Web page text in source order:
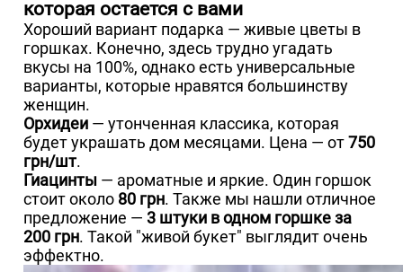
которая остается с вами
Хороший вариант подарка — живые цветы в
горшках. Конечно, здесь трудно угадать
вкусы на 100%, однако есть универсальные
варианты, которые нравятся большинству
женщин.
Орхидеи — утонченная классика, которая
будет украшать дом месяцами. Цена — от750
грн/шт.
Гиацинты — ароматные и яркие. Один горшок
стоит около 80 грн. Также мы нашли отличное
предложение —3 штуки в одном горшке за
200 грн. Такой "живой букет" выглядит очень
эффектно.